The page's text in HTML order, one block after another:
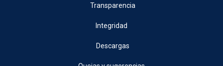
Transparencia
Integridad
Descargas